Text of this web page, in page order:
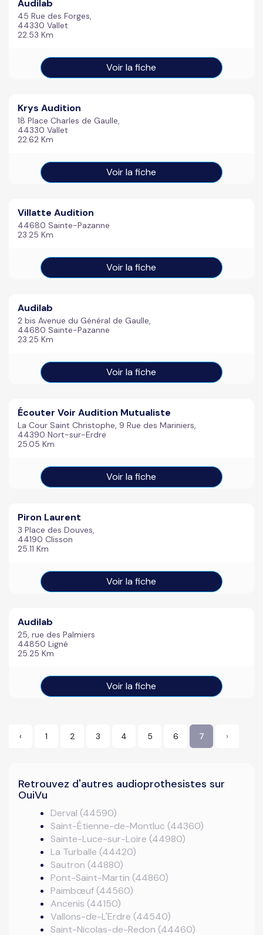
Audilab
45 Rue des Forges,
44330 Vallet
22.53 Km
Voir la fiche
Krys Audition
18 Place Charles de Gaulle,
44330 Vallet
22.62 Km
Voir la fiche
Villatte Audition
44680 Sainte-Pazanne
23.25 Km
Voir la fiche
Audilab
2 bis Avenue du Général de Gaulle,
44680 Sainte-Pazanne
23.25 Km
Voir la fiche
Écouter Voir Audition Mutualiste
La Cour Saint Christophe, 9 Rue des Mariniers,
44390 Nort-sur-Erdre
25.05 Km
Voir la fiche
Piron Laurent
3 Place des Douves,
44190 Clisson
25.11 Km
Voir la fiche
Audilab
25, rue des Palmiers
44850 Ligné
25.25 Km
Voir la fiche
‹ 1 2 3 4 5 6 7 ›
Retrouvez d'autres audioprothesistes sur
OuiVu
Derval (44590)
Saint-Étienne-de-Montluc (44360)
Sainte-Luce-sur-Loire (44980)
La Turballe (44420)
Sautron (44880)
Pont-Saint-Martin (44860)
Paimbœuf (44560)
Ancenis (44150)
Vallons-de-L'Erdre (44540)
Saint-Nicolas-de-Redon (44460)